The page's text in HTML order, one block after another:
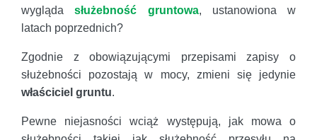
wyglądasłużebność gruntowa, ustanowiona w
latach poprzednich?
Zgodnie z obowiązującymi przepisami zapisy o
służebności pozostają w mocy, zmieni się jedynie
właściciel gruntu.
Pewne niejasności wciąż występują, jak mowa o